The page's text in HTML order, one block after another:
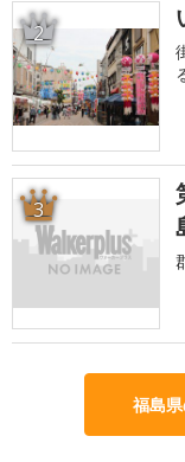
2
3
福島